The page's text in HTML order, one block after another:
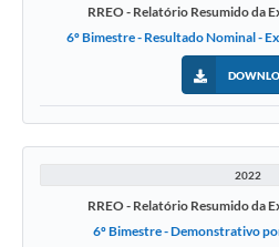
RREO - Relatório Resumido da
6º Bimestre - Resultado Nominal -
2022
RREO - Relatório Resumido da
6º Bimestre - Demonstrativo